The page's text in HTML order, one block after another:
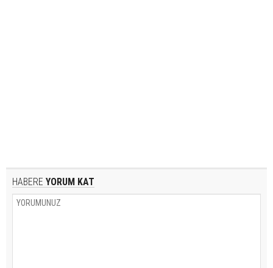
HABERE YORUM KAT